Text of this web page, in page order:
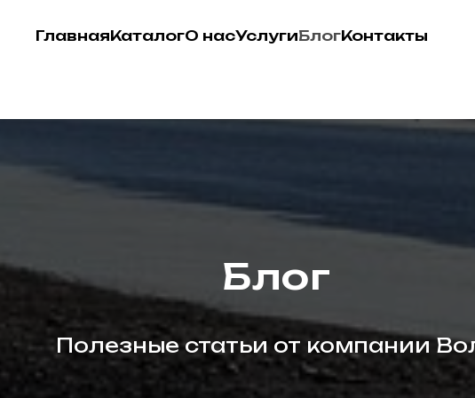
ГлавнаяКаталогО насУслугиБлогКонтакты
Блог
Полезные статьи от компании